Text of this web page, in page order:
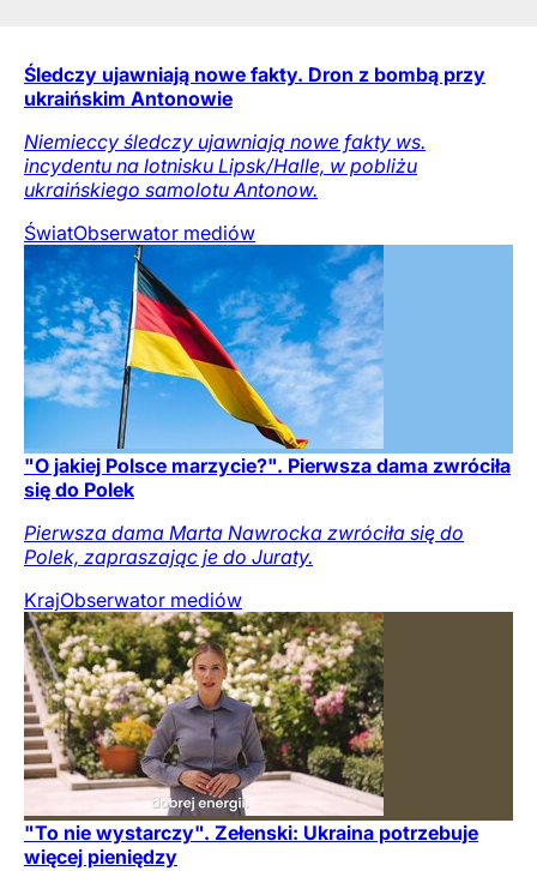
Śledczy ujawniają nowe fakty. Dron z bombą przy
ukraińskim Antonowie
Niemieccy śledczy ujawniają nowe fakty ws.
incydentu na lotnisku Lipsk/Halle, w pobliżu
ukraińskiego samolotu Antonow.
ŚwiatObserwator mediów
"O jakiej Polsce marzycie?". Pierwsza dama zwróciła
się do Polek
Pierwsza dama Marta Nawrocka zwróciła się do
Polek, zapraszając je do Juraty.
KrajObserwator mediów
"To nie wystarczy". Zełenski: Ukraina potrzebuje
więcej pieniędzy